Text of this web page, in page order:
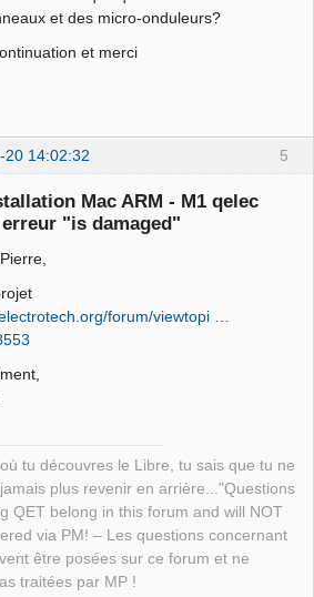
you like to  staple the app
packages qelectrotech-0.100.0-
n/Y?.
bundle";
are {
+0000";
et des micro-onduleurs?
et merci
5
20 14:02:32
Mac ARM - M1 qelec
erreur "is damaged"
forum/viewtopi …
tu découvres le Libre, tu sais que tu ne
plus revenir en arrière..."Questions
QET belong in this forum and will NOT
via PM! – Les questions concernant
être posées sur ce forum et ne
traitées par MP !